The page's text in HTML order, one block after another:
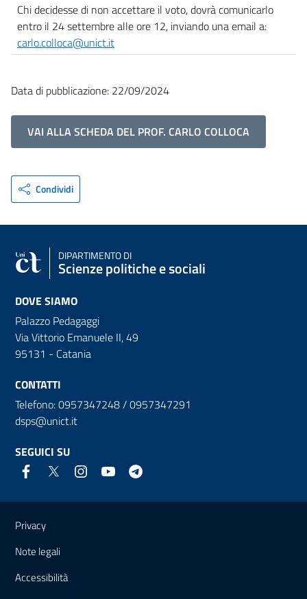
Chi decidesse di non accettare il voto, dovrà comunicarlo
entro il 24 settembre alle ore 12, inviando una email a:
carlo.colloca@unict.it
Data di pubblicazione: 22/09/2024
VAI ALLA SCHEDA DEL PROF. CARLO COLLOCA
Condividi
DIPARTIMENTO DI
Scienze politiche e sociali
DOVE SIAMO
Palazzo Pedagaggi
Via Vittorio Emanuele II, 49
95131 - Catania
CONTATTI
Telefono: 0957347248 / 0957347291
dsps@unict.it
SEGUICI SU
Link e informazioni utili
Privacy
Note legali
Accessibilità